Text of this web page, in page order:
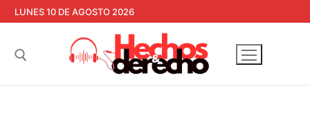
contenido
LUNES 10 DE AGOSTO 2026